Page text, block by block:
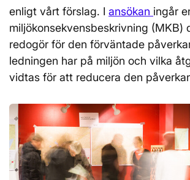
enligt vårt förslag. I ansökan ingår
miljökonsekvensbeskrivning (MKB)
redogör för den förväntade
ledningen har på miljön och vilka
vidtas för att reducera den